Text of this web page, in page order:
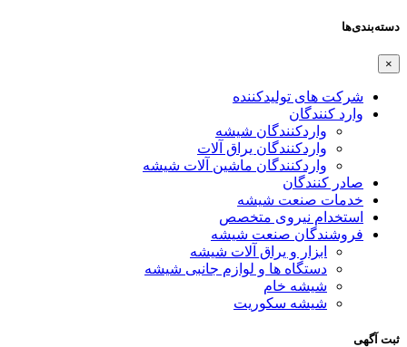
دسته‌بندی‌ها
×
شرکت های تولیدکننده
وارد کنندگان
واردکنندگان شیشه
واردکنندگان یراق آلات
واردکنندگان ماشین آلات شیشه
صادر کنندگان
خدمات صنعت شیشه
استخدام نیروی متخصص
فروشندگان صنعت شیشه
ابزار و یراق آلات شیشه
دستگاه ها و لوازم جانبی شیشه
شیشه خام
شیشه سکوریت
ثبت آگهی